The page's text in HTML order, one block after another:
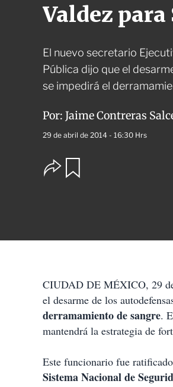
Valdez
El nuevo secretario
Pública dijo que el
se impedirá el
Por: Jaime Contreras
29 de abril de 2014 - 16:30 Hrs
O
p
s
o
m
a
r
r
CIUDAD DE MÉXICO, 29
el desarme de los
derramamiento de sangre.
mantendrá la estrategia de
Este funcionario fue
Sistema Nacional de